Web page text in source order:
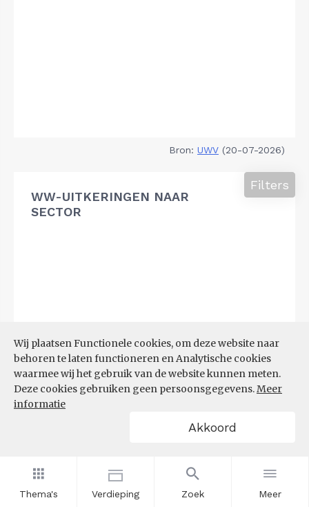
Thema's Verdieping Zoek Meer
Wij plaatsen Functionele cookies, om deze website naar
behoren te laten functioneren en Analytische cookies
waarmee wij het gebruik van de website kunnen meten.
Deze cookies gebruiken geen persoonsgegevens.Meer
informatie
Akkoord
Bron: UWV (20-07-2026)
WW-UITKERINGEN NAAR
SECTOR
Filters
Bron: (20-07-2026)